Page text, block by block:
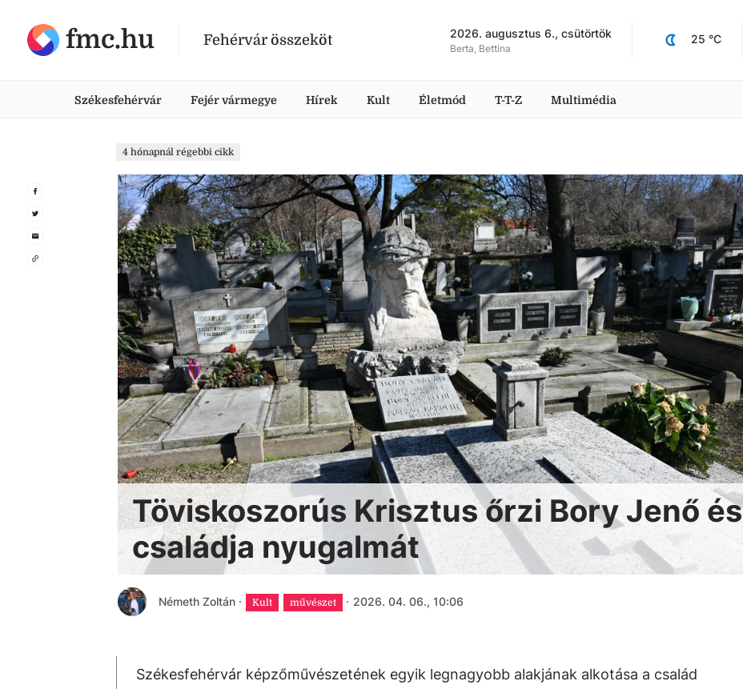
fmc.hu Fehérvár összeköt 2026. augusztus 6., csütörtök
Berta, Bettina
25 °C
Székesfehérvár Fejér vármegye Hírek Kult Életmód T-T-Z Multimédia
4 hónapnál régebbi cikk
Töviskoszorús Krisztus őrzi Bory Jenő és
családja nyugalmát
Németh Zoltán · Kult művészet · 2026. 04. 06., 10:06
Székesfehérvár képzőművészetének egyik legnagyobb alakjának alkotása a család